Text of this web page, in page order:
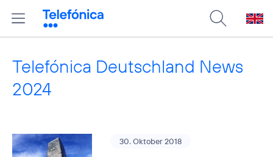
Telefónica Deutschland News
2024
30. Oktober 2018